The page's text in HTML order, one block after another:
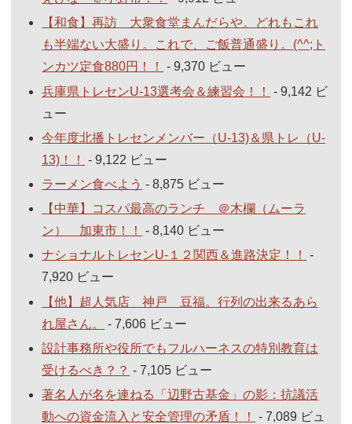
【和食】再訪 大衆食堂まんだらや。どれもこれ
も半端ない大盛り。これで、ご飯普通盛り。(^^;ト
ンカツ定食880円！！
- 9,370 ビュー
兵庫県トレセンU-13選考会＆練習会！！
- 9,142 ビ
ュー
今年度北播トレセンメンバー（U-13)＆県トレ（U-
13)！！
- 9,122 ビュー
ラーメン食べよう - 8,875 ビュー
【中華】コスパ最高のランチ ＠木欄（ムーラ
ン） 加東市！！
- 8,140 ビュー
ナショナルトレセンU-１２関西＆進路決定！！
-
7,920 ビュー
【他】超人気店 神戸 豆福。行列の出来るあら
れ屋さん。
- 7,606 ビュー
設計事務所や役所でもフルハーネスの特別教育は
受けるべき？？ - 7,105 ビュー
著名人が名を連ねる「辺野古基金」の影：抗議活
動への資金流入と安全管理の矛盾！！
- 7,089 ビュ